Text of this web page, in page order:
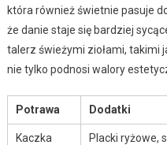
która również świetnie pasuje
że danie staje się bardziej
talerz świeżymi ziołami, takimi
nie tylko podnosi walory
Potrawa Dodatki
Kaczka
Placki ryżowe,